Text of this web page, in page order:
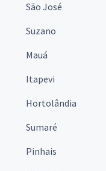
São José
Suzano
Mauá
Itapevi
Hortolândia
Sumaré
Pinhais